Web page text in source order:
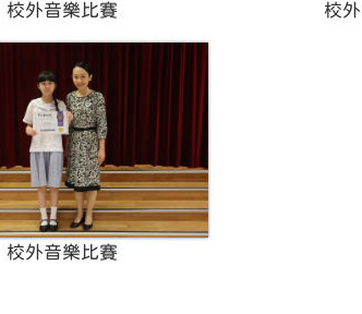
校外音樂比賽 校
校外音樂比賽